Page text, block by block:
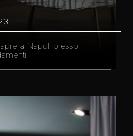
a Napoli presso